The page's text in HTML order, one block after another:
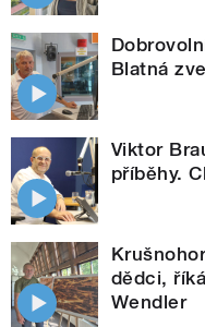
Blatná
Viktor
příběhy.
dědci,
Wendler